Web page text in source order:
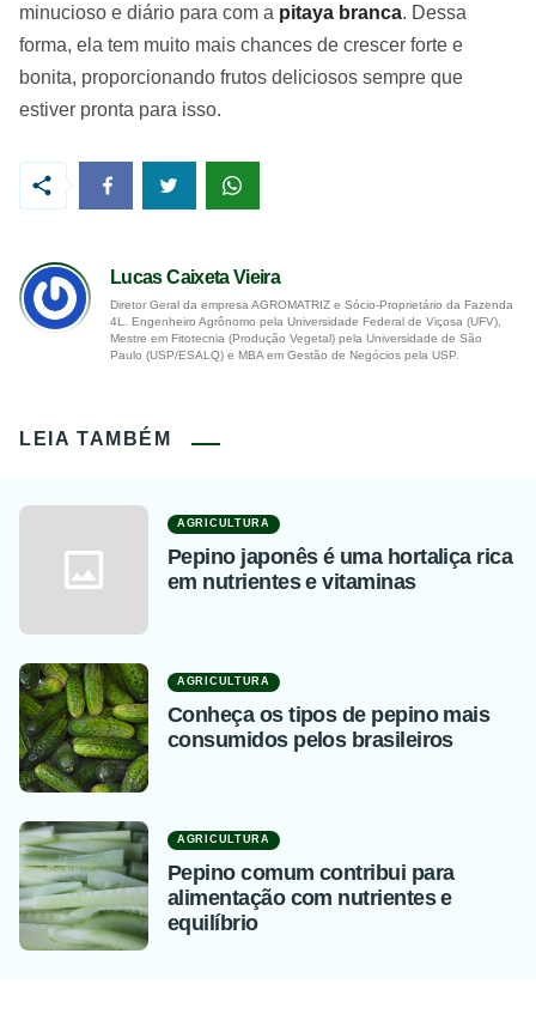
minucioso e diário para com a pitaya branca. Dessa
forma, ela tem muito mais chances de crescer forte e
bonita, proporcionando frutos deliciosos sempre que
estiver pronta para isso.
Lucas Caixeta Vieira
Diretor Geral da empresa AGROMATRIZ e Sócio-Proprietário da Fazenda
4L. Engenheiro Agrônomo pela Universidade Federal de Viçosa (UFV),
Mestre em Fitotecnia (Produção Vegetal) pela Universidade de São
Paulo (USP/ESALQ) e MBA em Gestão de Negócios pela USP.
LEIA TAMBÉM
AGRICULTURA
Pepino japonês é uma hortaliça rica
em nutrientes e vitaminas
AGRICULTURA
Conheça os tipos de pepino mais
consumidos pelos brasileiros
AGRICULTURA
Pepino comum contribui para
alimentação com nutrientes e
equilíbrio